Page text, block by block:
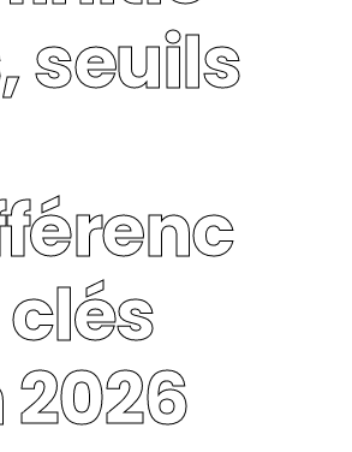
seuils